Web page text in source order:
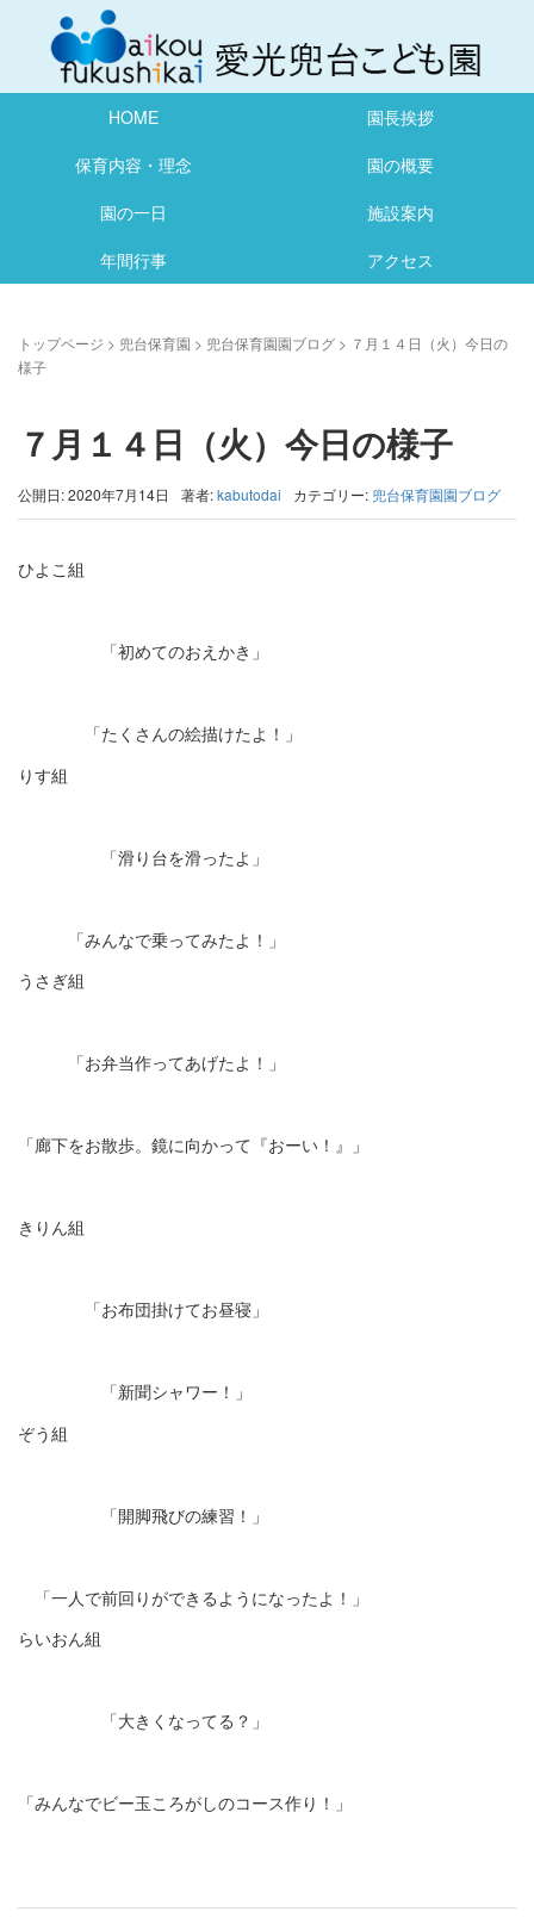
HOME
園長挨拶
保育内容・理念
園の概要
園の一日
施設案内
年間行事
アクセス
トップページ > 兜台保育園 > 兜台保育園園ブログ > ７月１４日（火）今日の
様子
７月１４日（火）今日の様子
公開日: 2020年7月14日 著者:kabutodai カテゴリー: 兜台保育園園ブログ
ひよこ組
「初めてのおえかき」
「たくさんの絵描けたよ！」
りす組
「滑り台を滑ったよ」
「みんなで乗ってみたよ！」
うさぎ組
「お弁当作ってあげたよ！」
「廊下をお散歩。鏡に向かって『おーい！』」
きりん組
「お布団掛けてお昼寝」
「新聞シャワー！」
ぞう組
「開脚飛びの練習！」
「一人で前回りができるようになったよ！」
らいおん組
「大きくなってる？」
「みんなでビー玉ころがしのコース作り！」